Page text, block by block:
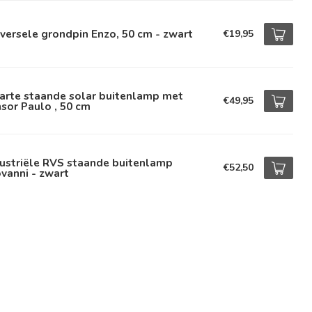
grondpin Enzo, 50 cm - zwart €19,95
staande solar buitenlamp met
Paulo , 50 cm €49,95
RVS staande buitenlamp
- zwart €52,50